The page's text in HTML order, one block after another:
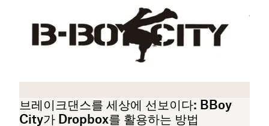
브레이크댄스를 세상에 선보이다: BBoy
City가 Dropbox를 활용하는 방법